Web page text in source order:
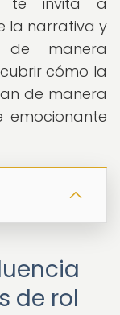
la narrativa y
manera
cómo la
de manera
emocionante
de rol